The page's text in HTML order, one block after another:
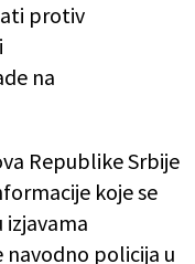
protiv
na
Republike Srbije
koje se
navodno policija u